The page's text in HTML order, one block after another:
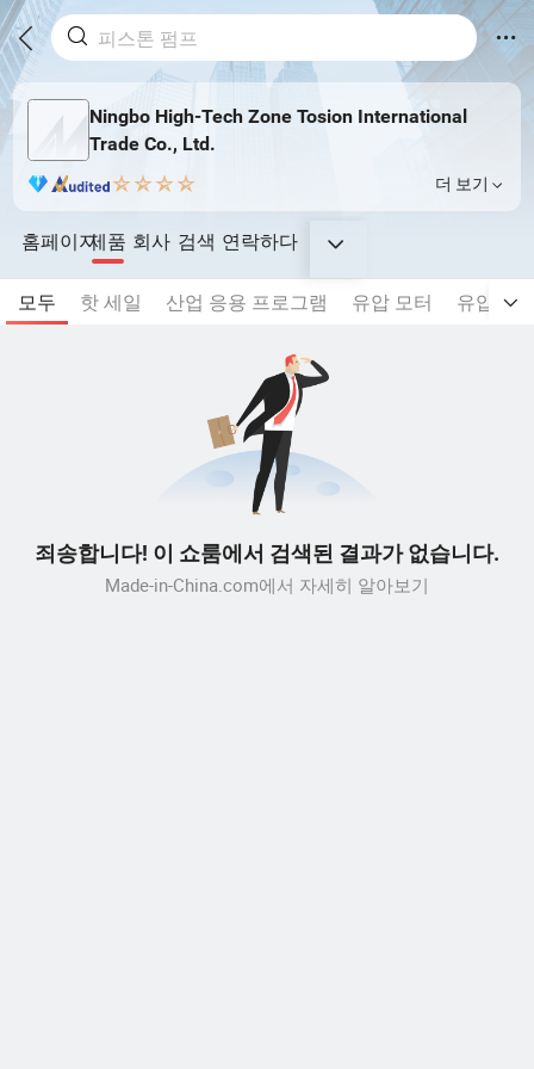
Ningbo High-Tech Zone Tosion International
Trade Co., Ltd.
더 보기
홈페이지제품 회사 검색 연락하다
모두 핫 세일 산업 응용 프로그램 유압 모터 유압 펌
죄송합니다! 이 쇼룸에서 검색된 결과가 없습니다.
Made-in-China.com에서 자세히 알아보기